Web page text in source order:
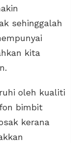
sehinggalah
kita
oleh kualiti
bimbit
kerana